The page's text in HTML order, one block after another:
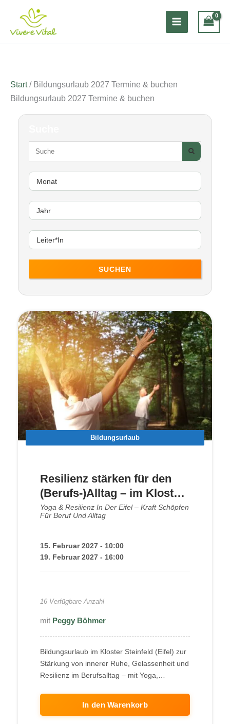
springen
Start/ Bildungsurlaub 2027 Termine & buchen
Bildungsurlaub 2027 Termine & buchen
SUCHEN
Bildungsurlaub
Resilienz stärken für den
(Berufs-)Alltag – im Kloster
Steinfeld
Yoga & Resilienz In Der Eifel – Kraft Schöpfen
Für Beruf Und Alltag
15. Februar 2027 - 10:00
19. Februar 2027 - 16:00
16 Verfügbare Anzahl
Peggy Böhmer
Bildungsurlaub im Kloster Steinfeld (Eifel) zur
Stärkung von innerer Ruhe, Gelassenheit und
Resilienz im Berufsalltag – mit Yoga,
In den Warenkorb